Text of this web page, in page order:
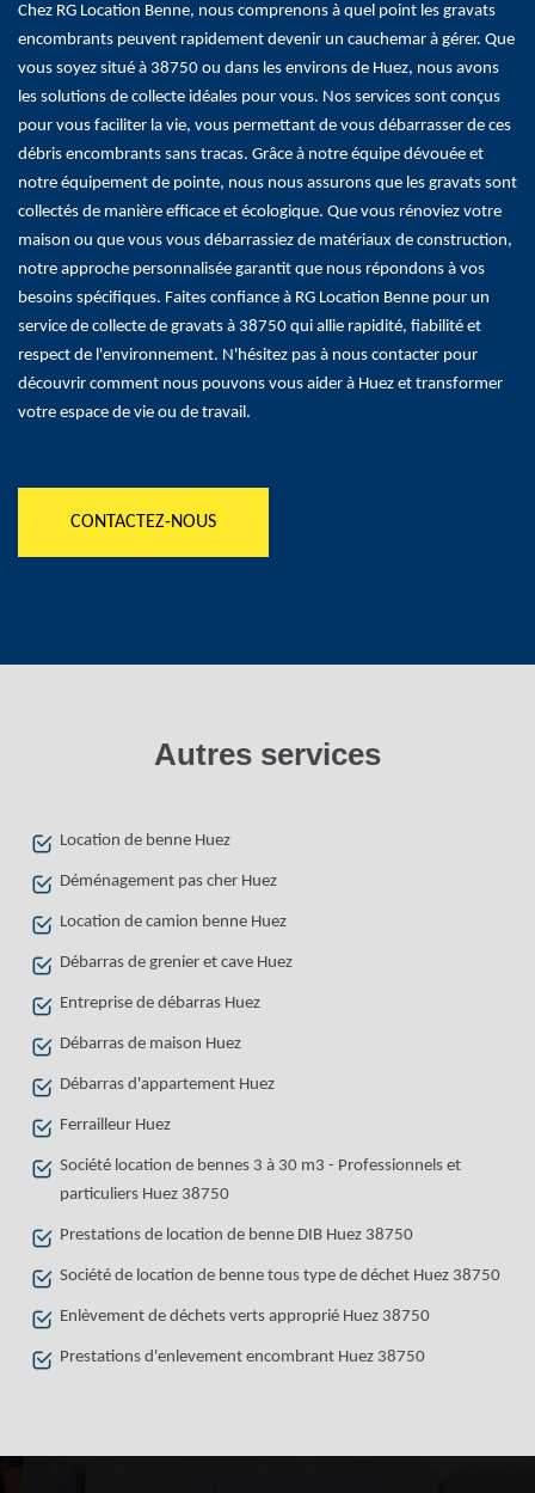
Chez RG Location Benne, nous comprenons à quel point les gravats
encombrants peuvent rapidement devenir un cauchemar à gérer. Que
vous soyez situé à 38750 ou dans les environs de Huez, nous avons
les solutions de collecte idéales pour vous. Nos services sont conçus
pour vous faciliter la vie, vous permettant de vous débarrasser de ces
débris encombrants sans tracas. Grâce à notre équipe dévouée et
notre équipement de pointe, nous nous assurons que les gravats sont
collectés de manière efficace et écologique. Que vous rénoviez votre
maison ou que vous vous débarrassiez de matériaux de construction,
notre approche personnalisée garantit que nous répondons à vos
besoins spécifiques. Faites confiance à RG Location Benne pour un
service de collecte de gravats à 38750 qui allie rapidité, fiabilité et
respect de l'environnement. N'hésitez pas à nous contacter pour
découvrir comment nous pouvons vous aider à Huez et transformer
votre espace de vie ou de travail.
CONTACTEZ-NOUS
Autres services
Location de benne Huez
Déménagement pas cher Huez
Location de camion benne Huez
Débarras de grenier et cave Huez
Entreprise de débarras Huez
Débarras de maison Huez
Débarras d'appartement Huez
Ferrailleur Huez
Société location de bennes 3 à 30 m3 - Professionnels et
particuliers Huez 38750
Prestations de location de benne DIB Huez 38750
Société de location de benne tous type de déchet Huez 38750
Enlèvement de déchets verts approprié Huez 38750
Prestations d'enlevement encombrant Huez 38750